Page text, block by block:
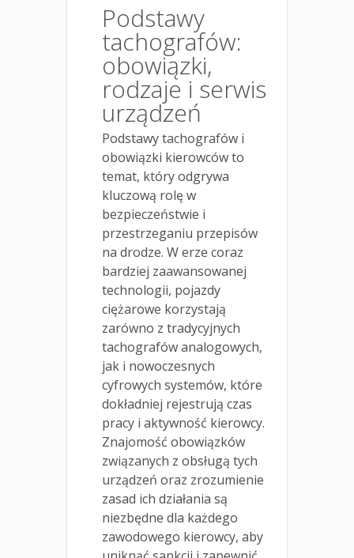
Podstawy
tachografów:
obowiązki,
rodzaje i serwis
urządzeń
Podstawy tachografów i
obowiązki kierowców to
temat, który odgrywa
kluczową rolę w
bezpieczeństwie i
przestrzeganiu przepisów
na drodze. W erze coraz
bardziej zaawansowanej
technologii, pojazdy
ciężarowe korzystają
zarówno z tradycyjnych
tachografów analogowych,
jak i nowoczesnych
cyfrowych systemów, które
dokładniej rejestrują czas
pracy i aktywność kierowcy.
Znajomość obowiązków
związanych z obsługą tych
urządzeń oraz zrozumienie
zasad ich działania są
niezbędne dla każdego
zawodowego kierowcy, aby